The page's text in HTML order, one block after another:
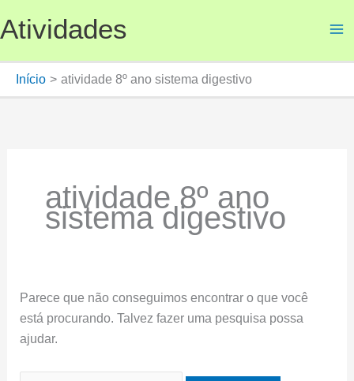
para
conteúdo
Atividades
Início atividade 8º ano sistema digestivo
atividade 8º ano
sistema digestivo
Parece que não conseguimos encontrar o que você
está procurando. Talvez fazer uma pesquisa possa
ajudar.